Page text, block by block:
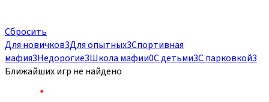
Сбросить
Для новичков3Для опытных3Спортивная
мафия3Недорогие3Школа мафии0С детьми3С парковкой3
Ближайших игр не найдено